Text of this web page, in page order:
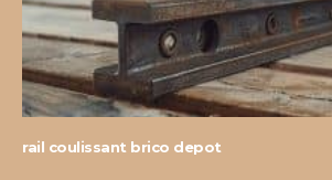
rail coulissant brico depot